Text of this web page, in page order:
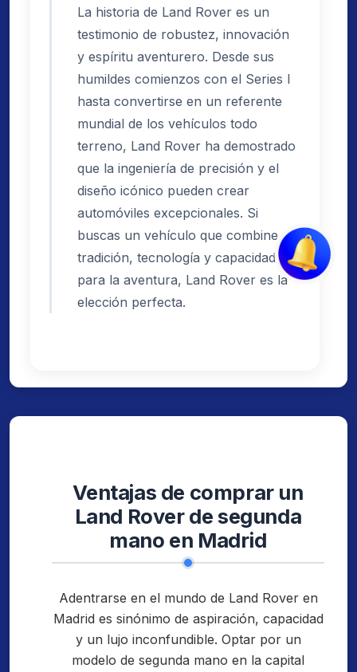
La historia de Land Rover es un
testimonio de robustez, innovación
y espíritu aventurero. Desde sus
humildes comienzos con el Series I
hasta convertirse en un referente
mundial de los vehículos todo
terreno, Land Rover ha demostrado
que la ingeniería de precisión y el
diseño icónico pueden crear
automóviles excepcionales. Si
buscas un vehículo que combine
tradición, tecnología y capacidad
para la aventura, Land Rover es la
elección perfecta.
Ventajas de comprar un
Land Rover de segunda
mano en Madrid
Adentrarse en el mundo de Land Rover en
Madrid es sinónimo de aspiración, capacidad
y un lujo inconfundible. Optar por un
modelo de segunda mano en la capital